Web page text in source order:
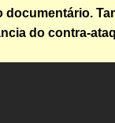
documentário.
do contra-